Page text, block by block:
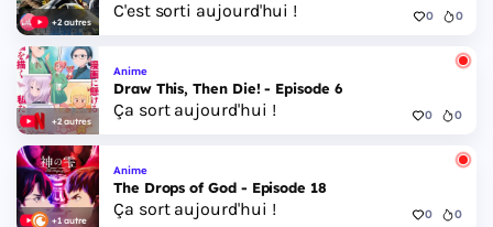
+2 autres
C'est sorti aujourd'hui ! 0 0
+2 autres
Anime
Draw This, Then Die! - Episode 6
Ça sort aujourd'hui ! 0 0
+1 autre
Anime
The Drops of God - Episode 18
Ça sort aujourd'hui ! 0 0